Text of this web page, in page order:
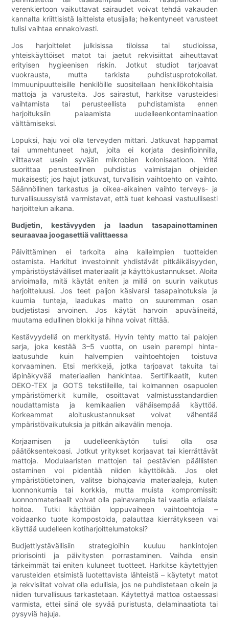
verenkiertoon vaikuttavat sairaudet voivat tehdä vakauden
kannalta kriittisistä laitteista etusijalla; heikentyneet varusteet
tulisi vaihtaa ennakoivasti.
Jos harjoittelet julkisissa tiloissa tai studioissa,
yhteiskäyttöiset matot tai jaetut rekvisiittat aiheuttavat
erityisen hygieenisen riskin. Jotkut studiot tarjoavat
vuokrausta, mutta tarkista puhdistusprotokollat.
Immuunipuutteisille henkilöille suositellaan henkilökohtaisia ​​​​
mattoja ja varusteita. Jos sairastut, harkitse varusteidesi
vaihtamista tai perusteellista puhdistamista ennen
harjoituksiin palaamista uudelleenkontaminaation
välttämiseksi.
Lopuksi, haju voi olla terveyden mittari. Jatkuvat happamat
tai ummehtuneet hajut, joita ei korjata desinfioinnilla,
viittaavat usein syvään mikrobien kolonisaatioon. Yritä
suorittaa perusteellinen puhdistus valmistajan ohjeiden
mukaisesti; jos hajut jatkuvat, turvallisin vaihtoehto on vaihto.
Säännöllinen tarkastus ja oikea-aikainen vaihto terveys- ja
turvallisuussyistä varmistavat, että tuet kehoasi vastuullisesti
harjoittelun aikana.
Budjetin, kestävyyden ja laadun tasapainottaminen
seuraavaa joogasettiä valittaessa
Päivittäminen ei tarkoita aina kalleimpien tuotteiden
ostamista. Harkitut investoinnit yhdistävät pitkäikäisyyden,
ympäristöystävälliset materiaalit ja käyttökustannukset. Aloita
arvioimalla, mitä käytät eniten ja millä on suurin vaikutus
harjoitteluusi. Jos teet paljon käsivarsi tasapainotuksia ja
kuumia tunteja, laadukas matto on suuremman osan
budjetistasi arvoinen. Jos käytät harvoin apuvälineitä,
muutama edullinen blokki ja hihna voivat riittää.
Kestävyydellä on merkitystä. Hyvin tehty matto tai palojen
sarja, joka kestää 3–5 vuotta, on usein parempi hinta-
laatusuhde kuin halvempien vaihtoehtojen toistuva
korvaaminen. Etsi merkkejä, jotka tarjoavat takuita tai
läpinäkyvää materiaalien hankintaa. Sertifikaatit, kuten
OEKO-TEX ja GOTS tekstiileille, tai kolmannen osapuolen
ympäristömerkit kumille, osoittavat valmistusstandardien
noudattamista ja kemikaalien vähäisempää käyttöä.
Korkeammat aloituskustannukset voivat vähentää
ympäristövaikutuksia ja pitkän aikavälin menoja.
Korjaamisen ja uudelleenkäytön tulisi olla osa
päätöksentekoasi. Jotkut yritykset korjaavat tai kierrättävät
mattoja. Modulaaristen mattojen tai pestävien päällisten
ostaminen voi pidentää niiden käyttöikää. Jos olet
ympäristötietoinen, valitse biohajoavia materiaaleja, kuten
luonnonkumia tai korkkia, mutta muista kompromissit:
luonnonmateriaalit voivat olla painavampia tai vaatia erilaista
hoitoa. Tutki käyttöiän loppuvaiheen vaihtoehtoja –
voidaanko tuote kompostoida, palauttaa kierrätykseen vai
käyttää uudelleen kotiharjoittelumatoksi?
Budjettiystävällisiin strategioihin kuuluu hankintojen
priorisointi ja päivitysten porrastaminen. Vaihda ensin
tärkeimmät tai eniten kuluneet tuotteet. Harkitse käytettyjen
varusteiden etsimistä luotettavista lähteistä – käytetyt matot
ja rekvisiitat voivat olla edullisia, jos ne puhdistetaan oikein ja
niiden turvallisuus tarkastetaan. Käytettyä mattoa ostaessasi
varmista, ettei siinä ole syvää puristusta, delaminaatiota tai
pysyviä hajuja.